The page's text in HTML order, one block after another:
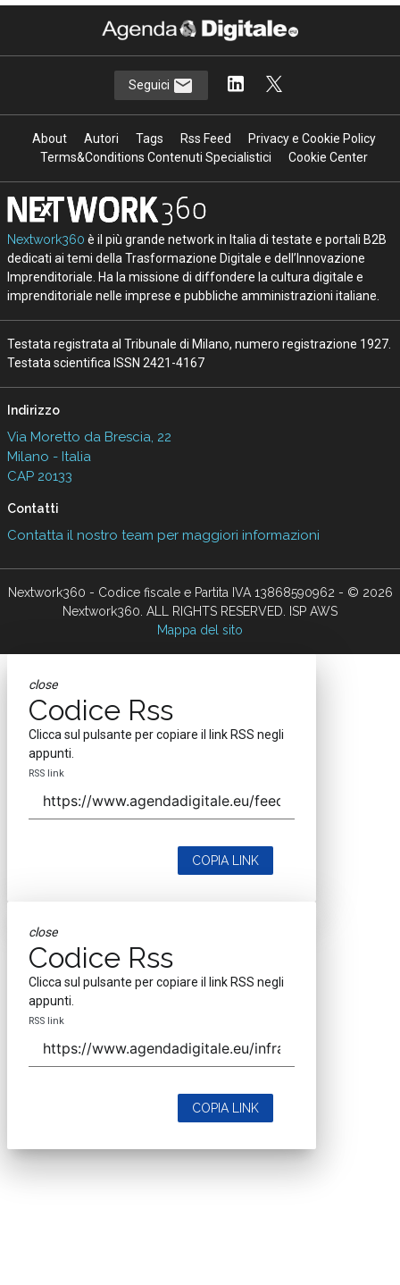
Seguici
About Autori Tags Rss Feed
Privacy e Cookie Policy
Terms&Conditions Contenuti Specialistici
Cookie Center
Nextwork360 è il più grande network in Italia di testate e portali B2B
dedicati ai temi della Trasformazione Digitale e dell’Innovazione
Imprenditoriale. Ha la missione di diffondere la cultura digitale e
imprenditoriale nelle imprese e pubbliche amministrazioni italiane.
Testata registrata al Tribunale di Milano, numero registrazione 1927.
Testata scientifica ISSN 2421-4167
Indirizzo
Via Moretto da Brescia, 22
Milano - Italia
CAP 20133
Contatti
Contatta il nostro team per maggiori informazioni
Nextwork360 - Codice fiscale e Partita IVA 13868590962 - © 2026
Nextwork360. ALL RIGHTS RESERVED. ISP AWS
Mappa del sito
close
Codice Rss
Clicca sul pulsante per copiare il link RSS negli
appunti.
RSS link
COPIA LINK
close
Codice Rss
Clicca sul pulsante per copiare il link RSS negli
appunti.
RSS link
COPIA LINK